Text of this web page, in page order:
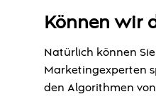
Können wir
Natürlich können
Marketingexperten
den Algorithmen